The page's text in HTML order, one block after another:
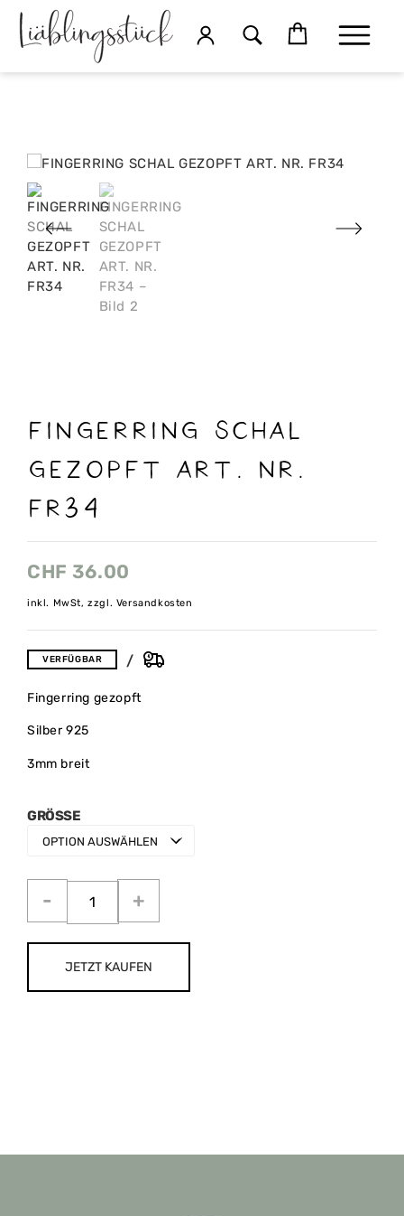
FINGERRING SCHAL
GEZOPFT ART. NR.
FR34
CHF 36.00
inkl. MwSt, zzgl. Versandkosten
VERFÜGBAR
Fingerring gezopft
Silber 925
3mm breit
GRÖSSE
JETZT KAUFEN